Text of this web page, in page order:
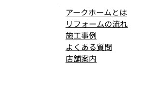
アークホームとは
リフォームの流れ
施工事例
よくある質問
店舗案内